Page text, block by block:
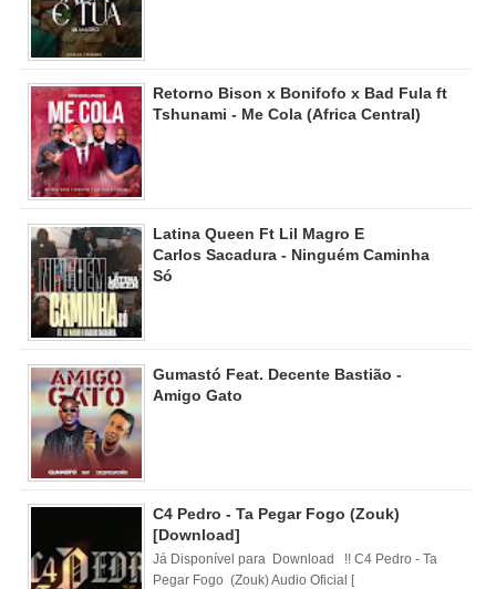
Retorno Bison x Bonifofo x Bad Fula ft
Tshunami - Me Cola (Africa Central)
Latina Queen Ft Lil Magro E
Carlos Sacadura - Ninguém Caminha
Só
Gumastó Feat. Decente Bastião -
Amigo Gato
C4 Pedro - Ta Pegar Fogo (Zouk)
[Download]
Já Disponível para Download !! C4 Pedro - Ta
Pegar Fogo (Zouk) Audio Oficial [